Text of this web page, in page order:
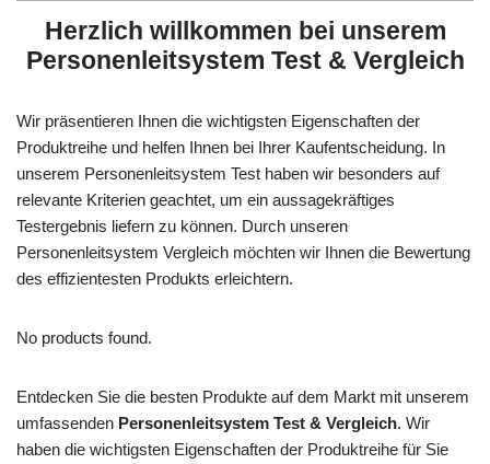
Herzlich willkommen bei unserem
Personenleitsystem Test & Vergleich
Wir präsentieren Ihnen die wichtigsten Eigenschaften der
Produktreihe und helfen Ihnen bei Ihrer Kaufentscheidung. In
unserem Personenleitsystem Test haben wir besonders auf
relevante Kriterien geachtet, um ein aussagekräftiges
Testergebnis liefern zu können. Durch unseren
Personenleitsystem Vergleich möchten wir Ihnen die Bewertung
des effizientesten Produkts erleichtern.
No products found.
Entdecken Sie die besten Produkte auf dem Markt mit unserem
umfassenden Personenleitsystem Test & Vergleich. Wir
haben die wichtigsten Eigenschaften der Produktreihe für Sie